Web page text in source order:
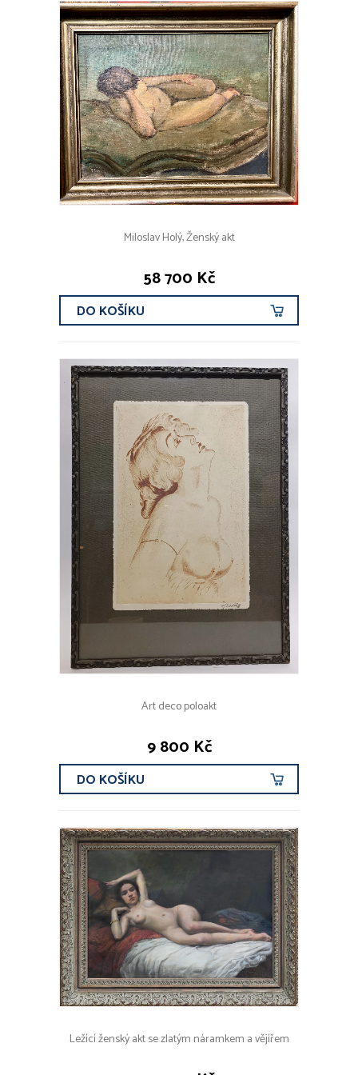
Miloslav Holý, Ženský akt
58 700 Kč
DO KOŠÍKU
Art deco poloakt
9 800 Kč
DO KOŠÍKU
Ležící ženský akt se zlatým náramkem a vějířem